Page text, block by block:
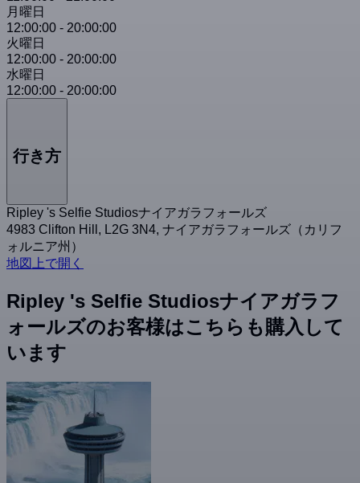
月曜日
12:00:00 - 20:00:00
火曜日
12:00:00 - 20:00:00
水曜日
12:00:00 - 20:00:00
行き方
Ripley 's Selfie Studiosナイアガラフォールズ
4983 Clifton Hill, L2G 3N4, ナイアガラフォールズ（カリフ
ォルニア州）
地図上で開く
Ripley 's Selfie Studiosナイアガラフ
ォールズのお客様はこちらも購入して
います